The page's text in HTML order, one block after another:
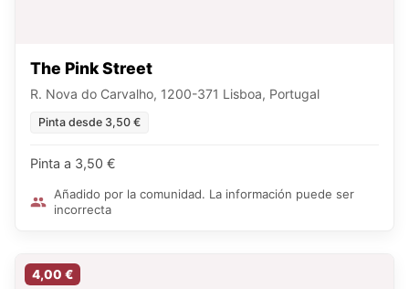
The Pink Street
R. Nova do Carvalho, 1200-371 Lisboa, Portugal
Pinta desde 3,50 €
Pinta a 3,50 €
Añadido por la comunidad. La información puede ser
incorrecta
4,00 €